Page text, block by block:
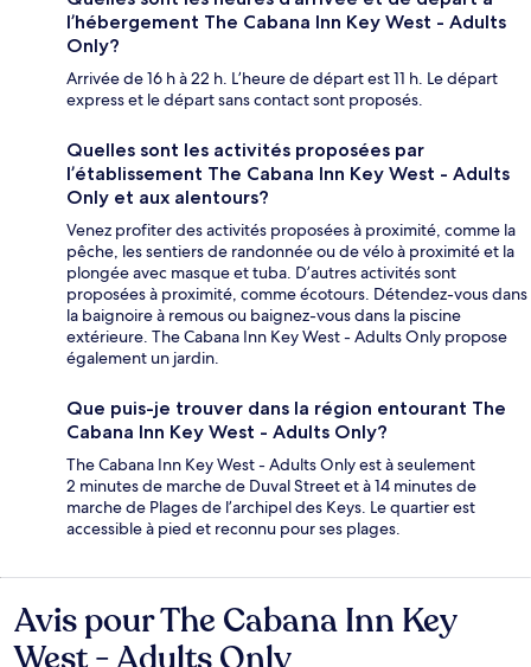
l’hébergement The Cabana Inn Key West - Adults
Only?
Arrivée de 16 h à 22 h. L’heure de départ est 11 h. Le départ
express et le départ sans contact sont proposés.
Quelles sont les activités proposées par
l’établissement The Cabana Inn Key West - Adults
Only et aux alentours?
Venez profiter des activités proposées à proximité, comme la
pêche, les sentiers de randonnée ou de vélo à proximité et la
plongée avec masque et tuba. D’autres activités sont
proposées à proximité, comme écotours. Détendez-vous dans
la baignoire à remous ou baignez-vous dans la piscine
extérieure. The Cabana Inn Key West - Adults Only propose
également un jardin.
Que puis-je trouver dans la région entourant The
Cabana Inn Key West - Adults Only?
The Cabana Inn Key West - Adults Only est à seulement
2 minutes de marche de Duval Street et à 14 minutes de
marche de Plages de l’archipel des Keys. Le quartier est
accessible à pied et reconnu pour ses plages.
Avis
Avis pour The Cabana Inn Key